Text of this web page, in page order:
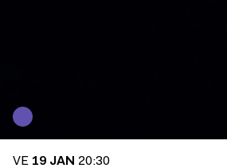
VE 19 JAN 20:30